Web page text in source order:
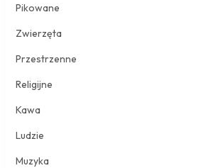
Pikowane
Zwierzęta
Przestrzenne
Religijne
Kawa
Ludzie
Muzyka